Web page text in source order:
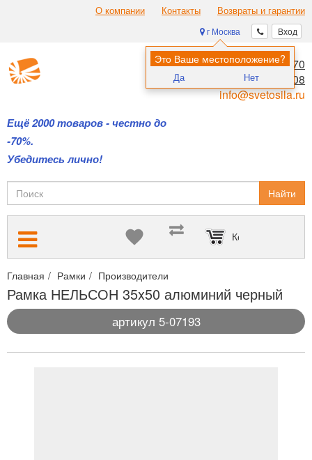
О компании Контакты Возвраты и гарантии
Вход
г Москва
Это Ваше местоположение?
Да Нет
Ещё 2000 товаров - честно до
-70%.
Убедитесь лично!
8 (495) 970-00-70
8 (800) 700-11-08
info@svetosila.ru
Найти
Корзина пуста
Главная Рамки Производители
Рамка НЕЛЬСОН 35x50 алюминий черный
артикул 5-07193